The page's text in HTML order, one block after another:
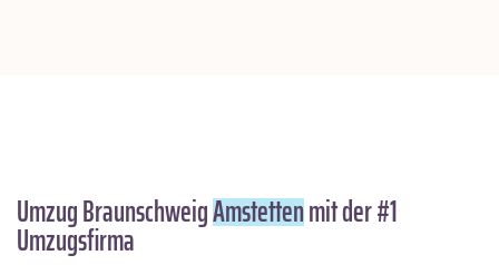
Umzug BraunschweigAmstettenmit der #1
Umzugsfirma